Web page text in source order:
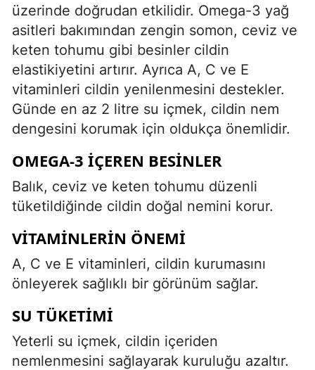
üzerinde doğrudan etkilidir. Omega-3 yağ
asitleri bakımından zengin somon, ceviz ve
keten tohumu gibi besinler cildin
elastikiyetini artırır. Ayrıca A, C ve E
vitaminleri cildin yenilenmesini destekler.
Günde en az 2 litre su içmek, cildin nem
dengesini korumak için oldukça önemlidir.
OMEGA-3 İÇEREN BESINLER
Balık, ceviz ve keten tohumu düzenli
tüketildiğinde cildin doğal nemini korur.
VITAMINLERIN ÖNEMI
A, C ve E vitaminleri, cildin kurumasını
önleyerek sağlıklı bir görünüm sağlar.
SU TÜKETIMI
Yeterli su içmek, cildin içeriden
nemlenmesini sağlayarak kuruluğu azaltır.